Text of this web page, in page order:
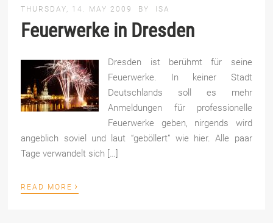
THURSDAY, 14. MAY 2009 BY ISA
Feuerwerke in Dresden
Dresden ist berühmt für seine
Feuerwerke. In keiner Stadt
Deutschlands soll es mehr
Anmeldungen für professionelle
Feuerwerke geben, nirgends wird
angeblich soviel und laut “geböllert” wie hier. Alle paar
Tage verwandelt sich […]
READ MORE ›